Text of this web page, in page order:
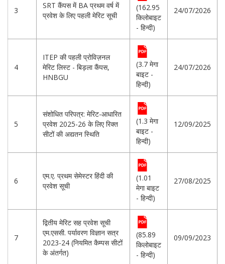
3
SRT कैंपस में BA प्रथम वर्ष में
प्रवेश के लिए पहली मेरिट सूची
(162.95
किलोबाइट
- हिन्दी)
24/07/2026
4
ITEP की पहली प्रोविज़नल
मेरिट लिस्ट - बिड़ला कैंपस,
HNBGU
(3.7 मेगा
बाइट -
हिन्दी)
24/07/2026
5
संशोधित परिपत्र: मेरिट-आधारित
प्रवेश 2025-26 के लिए रिक्त
सीटों की अद्यतन स्थिति
(1.3 मेगा
बाइट -
हिन्दी)
12/09/2025
6
एम.ए. प्रथम सेमेस्टर हिंदी की
प्रवेश सूची
(1.01
मेगा बाइट
- हिन्दी)
27/08/2025
7
द्वितीय मेरिट सह प्रवेश सूची
एम.एससी. पर्यावरण विज्ञान सत्र
2023-24 (नियमित कैम्पस सीटों
के अंतर्गत)
(85.89
किलोबाइट
- हिन्दी)
09/09/2023